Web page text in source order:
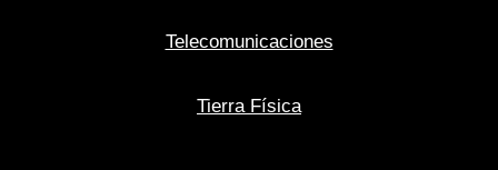
Telecomunicaciones
Tierra Física